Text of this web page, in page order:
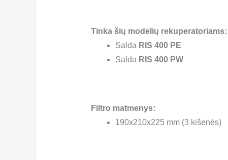
Tinka šių modelių rekuperatoriams:
Salda RIS 400 PE
Salda RIS 400 PW
Filtro matmenys:
190x210x225 mm (3 kišenės)